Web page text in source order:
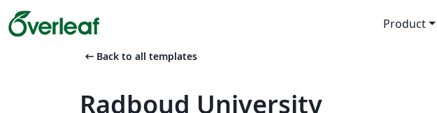
Product
arrow_left_alt Back to all templates
Radboud University